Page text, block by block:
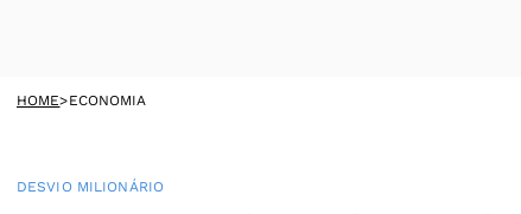
HOME>ECONOMIA
DESVIO MILIONÁRIO